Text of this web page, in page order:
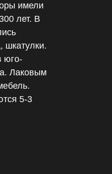
имели
лет. В
, шкатулки.
юго-
Лаковым
5-3